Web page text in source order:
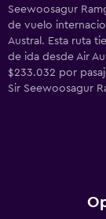
Seewoosagur
de vuelo
Austral. Esta ruta
de ida desde Air
$233.032 por
Sir Seewoosagur